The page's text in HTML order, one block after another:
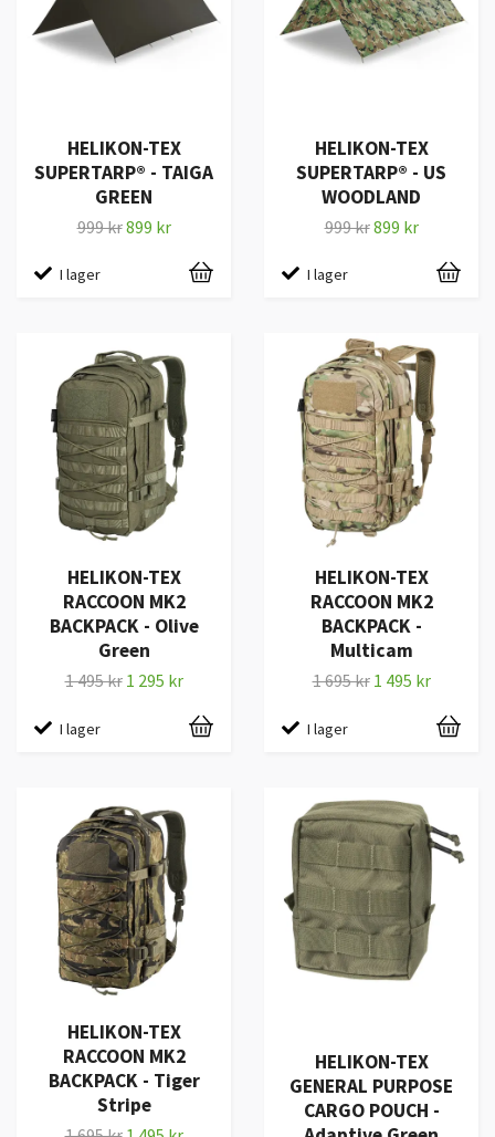
HELIKON-TEX
SUPERTARP® - TAIGA
GREEN
999 kr899 kr
I lager
HELIKON-TEX
SUPERTARP® - US
WOODLAND
999 kr899 kr
I lager
HELIKON-TEX
RACCOON MK2
BACKPACK - Olive
Green
1 495 kr 1 295 kr
I lager
HELIKON-TEX
RACCOON MK2
BACKPACK -
Multicam
1 695 kr 1 495 kr
I lager
HELIKON-TEX
RACCOON MK2
BACKPACK - Tiger
Stripe
HELIKON-TEX
GENERAL PURPOSE
CARGO POUCH -